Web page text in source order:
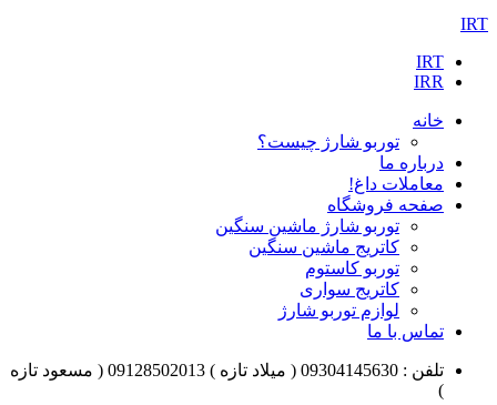
IRT
IRT
IRR
خانه
توربو شارژ چیست؟
درباره ما
معاملات داغ!
صفحه فروشگاه
توربو شارژ ماشین سنگین
کاتریج ماشین سنگین
توربو کاستوم
کاتریج سواری
لوازم توربو شارژ
تماس با ما
تلفن : 09304145630 ( میلاد تازه ) 09128502013 ( مسعود تازه
)